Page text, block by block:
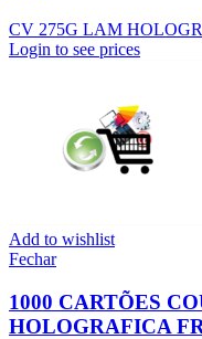
CV 275G LAM
Login to see prices
Add to wishlist
Fechar
1000 CARTÕES
HOLOGRAFICA